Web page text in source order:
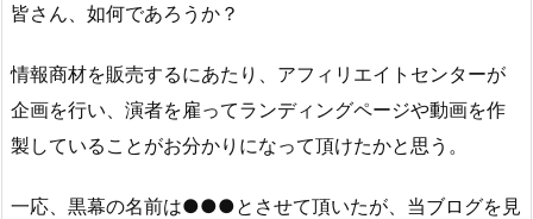
皆さん、如何であろうか？
情報商材を販売するにあたり、アフィリエイトセンターが
企画を行い、演者を雇ってランディングページや動画を作
製していることがお分かりになって頂けたかと思う。
一応、黒幕の名前は●●●とさせて頂いたが、当ブログを見